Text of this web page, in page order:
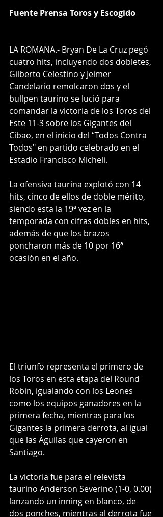
Fuente Prensa Toros y Escogido
LA ROMANA.- Bryan De La Cruz pegó
cuatro hits, incluyendo dos dobletes,
Gilberto Celestino y Jeimer
Candelario remolcaron dos y el
bullpen taurino se lució para
comandar la victoria de los Toros del
Este 11-3 sobre los Gigantes del
Cibao, en el inicio del “Todos Contra
Todos" en partido celebrado en el
Estadio Francisco Micheli.
La ofensiva taurina explotó con 14
hits, cinco de ellos de doble mérito,
siendo esta la 19ª vez en la
temporada con cifras dobles en hits,
además de que los brazos
poncharon más de 10 por 16ª
ocasión en el año.
El triunfo representa el primero de
los Toros en esta etapa del Round
Robin, igualando con los Leones
como los equipos ganadores en la
primera fecha, mientras para los
Gigantes la primera derrota, al igual
que las Águilas que cayeron en
Santiago.
La victoria fue para el relevista
taurino Anderson Severino (1-0, 0.00)
lanzando un inning en blanco, de
dos ponches, mientras al derrota fue